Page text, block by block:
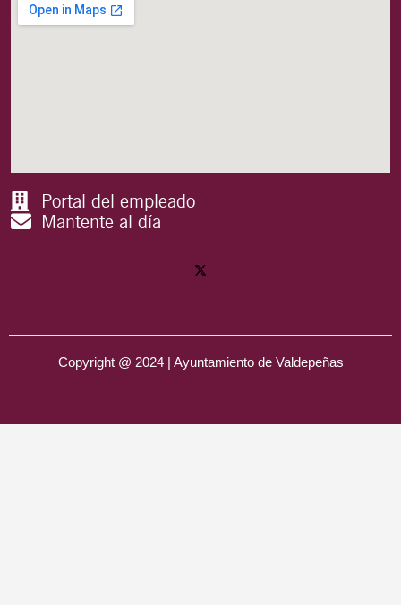
Portal del empleado
Mantente al día
Copyright @ 2024 | Ayuntamiento de Valdepeñas